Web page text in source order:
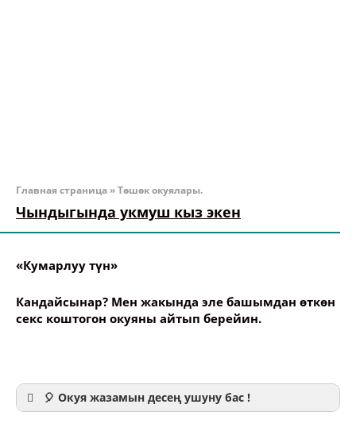
Главная страница »Төшөк окуялары.
Чындыгында укмуш кыз экен
«Кумарлуу түн»
Кандайсынар? Мен жакында эле башымдан өткөн
секс коштогон окуяны айтып берейин.
🎈 Окуя жазамын десең ушуну бас !